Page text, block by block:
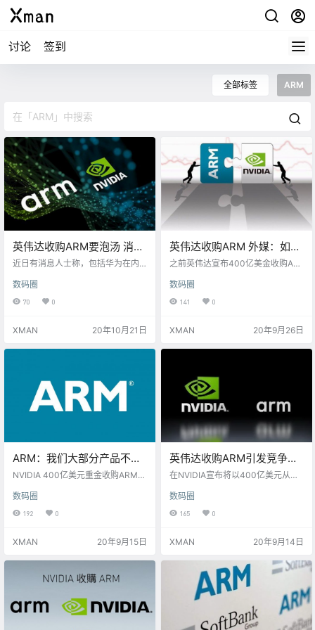
讨论 签到
全部标签 ARM
英伟达收购ARM要泡汤 消息
称华为等中国公司出手阻止
近日有消息人士称，包括华为在内
构表达了对英伟达收购ARM计划的
强烈担忧，这有可能导致这笔400
技公司一直在与中国国家市场监管
能会强迫ARM停止与中国客户的合
作。 NV正尝试从日本软银集团…
数码圈
70 0
XMAN 20年10月21日
英伟达收购ARM 外媒：如果
成功将是中国企业的“噩梦”
之前英伟达宣布400亿美金收购AR
能否成功依然是个未知数。由于各
国的《反垄断法》，英伟达收购AR
能会介入，毕竟这是他们国宝级的
对英伟达在中国过审并不乐观。 据
外媒CNBC报道，里昂证券的科技研
究主管Sebastian…
数码圈
141 0
XMAN 20年9月26日
ARM：我们大部分产品不受
美国出口管制约束
NVIDIA 400亿美元重金收购ARM，
浪，尤其是被NVIDIA这家美国芯片
巨头收购之后，ARM的对外授权政
策会发生什么变化，是否会遇到出
此，ARM CEO Simon Segars明确
公司的改变而改变。” 不过，ARM联
敢苟同，他之…
数码圈
192 0
XMAN 20年9月15日
英伟达收购ARM引发竞争对
手强烈担忧和反对
在NVIDIA宣布将以400亿美元从软
d后，中国和韩国市场很快出现了一
些反对的声音，分析师们认为，这
项交易很可能会遭到NVIDIA的芯片
易影响巨大，作为全球大多数半导
RM将其技术授权给Intel、高通和三
星电子等客户，这些公司与NVIDIA
之间的竞争正日趋激烈。 ARM将其
设计授权给所有客户的开放式…
数码圈
165 0
XMAN 20年9月14日